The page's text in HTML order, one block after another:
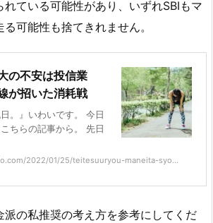
ている可能性があり、いずれSBIもマ
可能性も捨てきれません。
の不安は投信業
が招いた消耗戦
。』いわいです。 今日
ちらの記事から。 先日
2022/01/25/teitesuuryou-maneita-syo...
派の私推奨の考え方を参考にしてくだ